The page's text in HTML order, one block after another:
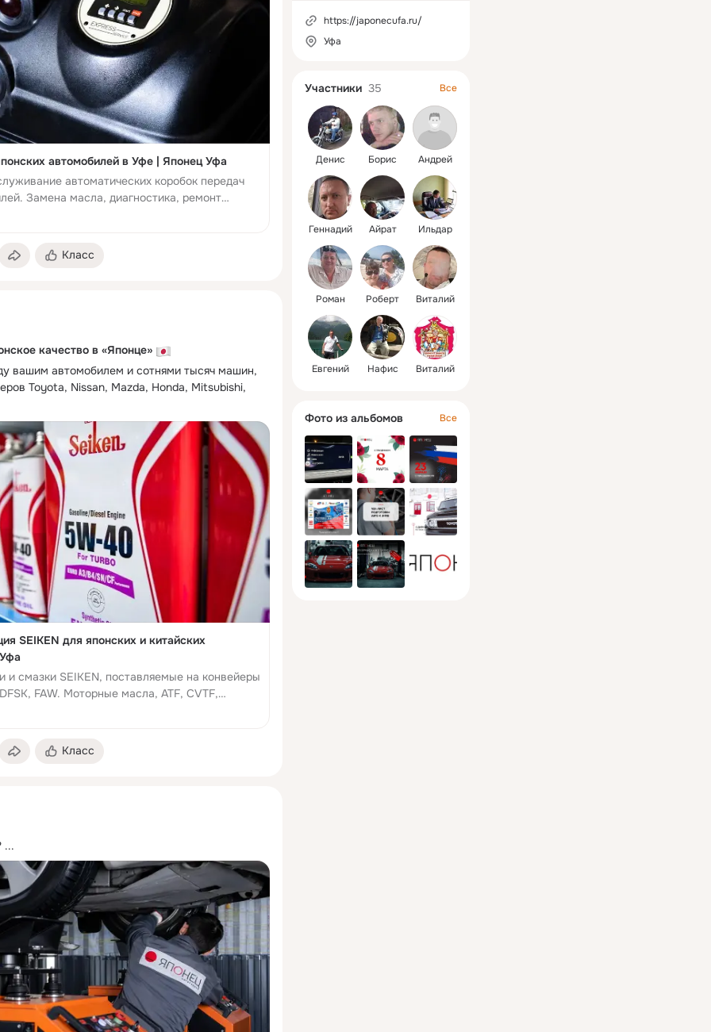
удары
на панели
масло
растут, скорость нет
в «Японец»!
диагностику АКПП:
автомобилей в Уфе | Японец Уфа
автоматических коробок передач
Замена масла, диагностика, ремонт
года. Сервис «Японец» в Уфе
Класс
качество в «Японце»
вашим автомобилем и сотнями тысяч машин,
Toyota, Nissan, Mazda, Honda, Mitsubishi,
DFSK и FAW?
работает с 1959 года. Его продукция
прямо с конвейера.
0W-20 до 5W-40, включая специальные для
— плавная работа и защита от
DOT-3, DOT-4, BF Racing (температура кипения
кавитации и коррозии.
SEIKEN для японских и китайских
смазки SEIKEN, поставляемые на конвейеры
FAW. Моторные масла, ATF, CVTF,
Гарантия качества....
Класс
...
https://japonecufa.ru/
Уфа
Участники 35 Все
Денис Борис Андрей
Геннадий Айрат Ильдар
Роман Роберт Виталий
Евгений Нафис Виталий
Фото из альбомов Все